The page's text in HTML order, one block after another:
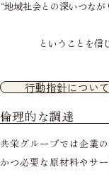
“地域社会との深いつな
ということを信
行動指針について
倫理的な調達
共栄グループでは企業
かつ必要な原材料やサ